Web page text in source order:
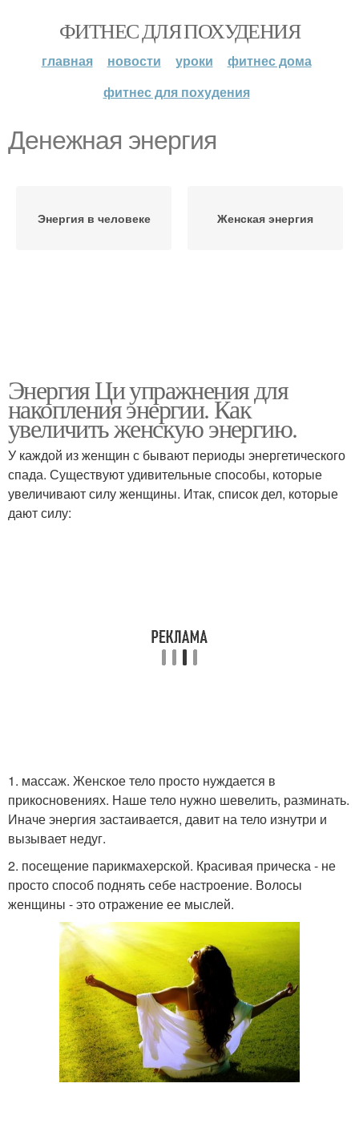
ФИТНЕС ДЛЯ ПОХУДЕНИЯ
главная новости уроки
фитнес дома
фитнес для похудения
Денежная энергия
Энергия в человеке Женская энергия
Энергия Ци упражнения для
накопления энергии. Как
увеличить женскую энергию.
У каждой из женщин с бывают периоды энергетического
спада. Существуют удивительные способы, которые
увеличивают силу женщины. Итак, список дел, которые
дают силу:
1. массаж. Женское тело просто нуждается в
прикосновениях. Наше тело нужно шевелить, разминать.
Иначе энергия застаивается, давит на тело изнутри и
вызывает недуг.
2. посещение парикмахерской. Красивая прическа - не
просто способ поднять себе настроение. Волосы
женщины - это отражение ее мыслей.